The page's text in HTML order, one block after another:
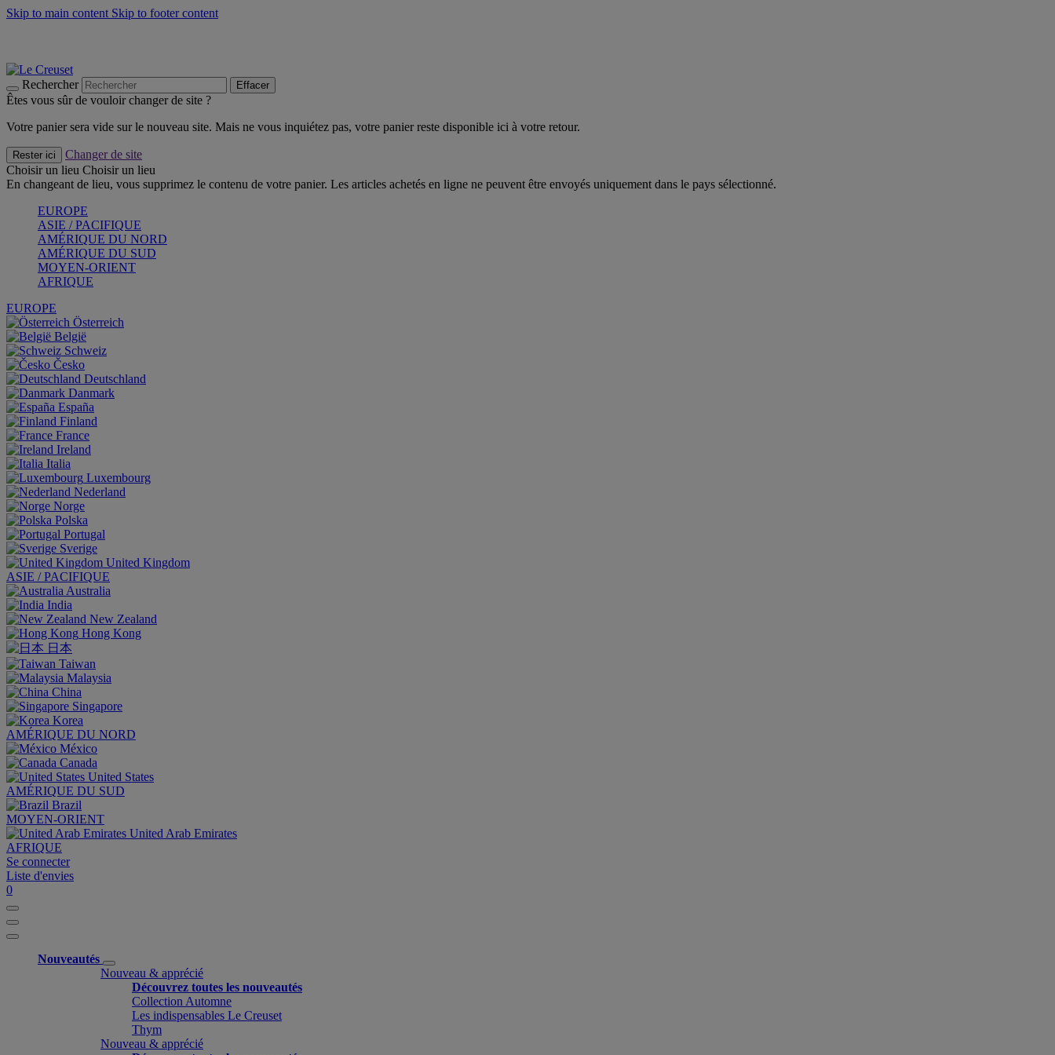
Skip to main content Skip to footer content
Rechercher Effacer
Êtes vous sûr de vouloir changer de site ?
Votre panier sera vide sur le nouveau site. Mais ne vous inquiétez pas, votre panier reste disponible ici à votre retour.
Rester ici
Changer de site
Choisir un lieu Choisir un lieu
En changeant de lieu, vous supprimez le contenu de votre panier. Les articles achetés en ligne ne peuvent être envoyés uniquement dans le pays sélectionné.
EUROPE
ASIE / PACIFIQUE
AMÉRIQUE DU NORD
AMÉRIQUE DU SUD
MOYEN-ORIENT
AFRIQUE
EUROPE
Österreich
België
Schweiz
Česko
Deutschland
Danmark
España
Finland
France
Ireland
Italia
Luxembourg
Nederland
Norge
Polska
Portugal
Sverige
United Kingdom
ASIE / PACIFIQUE
Australia
India
New Zealand
Hong Kong
日本
Taiwan
Malaysia
China
Singapore
Korea
AMÉRIQUE DU NORD
México
Canada
United States
AMÉRIQUE DU SUD
Brazil
MOYEN-ORIENT
United Arab Emirates
AFRIQUE
Se connecter
Liste d'envies
0
Nouveautés
Nouveau & apprécié
Découvrez toutes les nouveautés
Collection Automne
Les indispensables Le Creuset
Thym
Nouveau & apprécié